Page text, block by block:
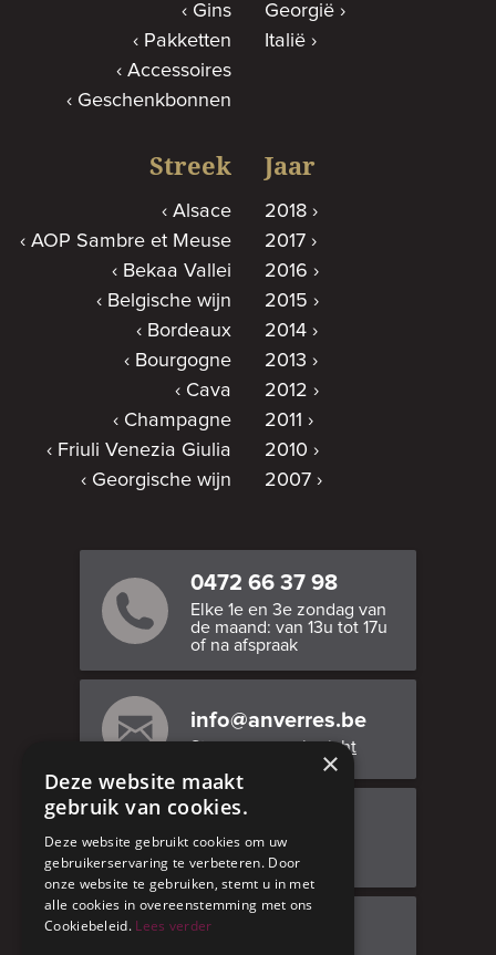
Gins
Pakketten
Accessoires
Geschenkbonnen
Georgië
Italië
Streek
Alsace
AOP Sambre et Meuse
Bekaa Vallei
Belgische wijn
Bordeaux
Bourgogne
Cava
Champagne
Friuli Venezia Giulia
Georgische wijn
Jaar
2018
2017
2016
2015
2014
2013
2012
2011
2010
2007
0472 66 37 98
Elke 1e en 3e zondag van
de maand: van 13u tot 17u
of na afspraak
info@anverres.be
Stuur ons een bericht
Adresgegevens
Facebook
×
Deze website maakt
gebruik van cookies.
Deze website gebruikt cookies om uw
gebruikerservaring te verbeteren. Door
onze website te gebruiken, stemt u in met
alle cookies in overeenstemming met ons
Cookiebeleid. Lees verder